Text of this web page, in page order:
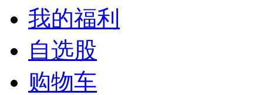
我的福利
自选股
购物车